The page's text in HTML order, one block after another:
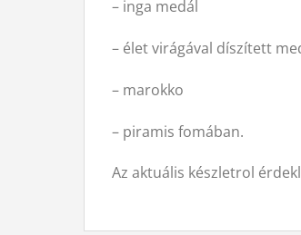
– inga medál
– élet virágával díszített
– marokko
– piramis fomában.
Az aktuális készletrol